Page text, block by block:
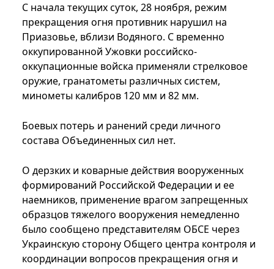
С начала текущих суток, 28 ноября, режим
прекращения огня противник нарушил на
Приазовье, вблизи Водяного. С временно
оккупированной Ужовки российско-
оккупационные войска применяли стрелковое
оружие, гранатометы различных систем,
минометы калибров 120 мм и 82 мм.
Боевых потерь и ранений среди личного
состава Объединенных сил нет.
О дерзких и коварные действия вооруженных
формирований Российской Федерации и ее
наемников, применение врагом запрещенных
образцов тяжелого вооружения немедленно
было сообщено представителям ОБСЕ через
Украинскую сторону Общего центра контроля и
координации вопросов прекращения огня и